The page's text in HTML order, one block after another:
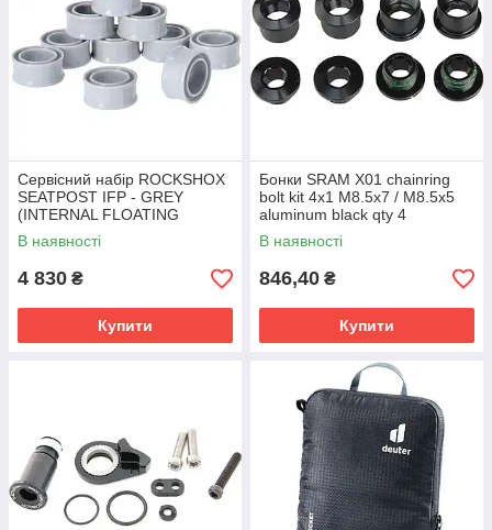
Сервісний набір ROCKSHOX
SEATPOST IFP - GREY
(INTERNAL FLOATING
PISTON (QTY 10)) -
REVERB/REVERB STEALTH
В наявності
4 830 ₴
Купити
Бонки SRAM X01 chainring
bolt kit 4x1 M8.5x7 / M8.5x5
aluminum black qty 4
В наявності
846,40 ₴
Купити